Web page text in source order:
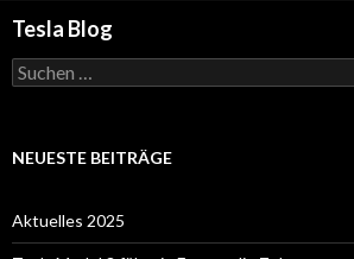
Tesla Blog
Suchen
nach:
NEUESTE BEITRÄGE
Aktuelles 2025